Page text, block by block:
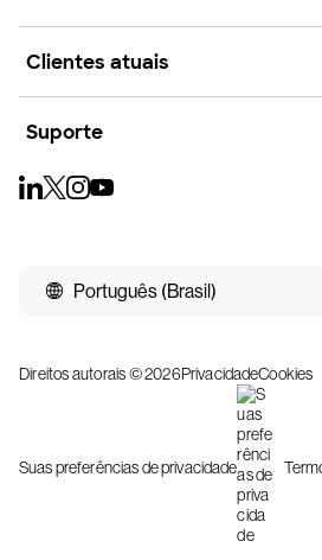
Clientes atuais
Suporte
Português (Brasil)
Direitos autorais © 2026PrivacidadeCookies
Suas preferências de privacidade